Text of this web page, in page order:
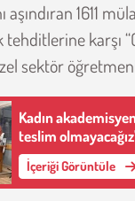
aşındıran 1611
karşı
sektör
Kadın
teslim
İçeriği Görüntüle